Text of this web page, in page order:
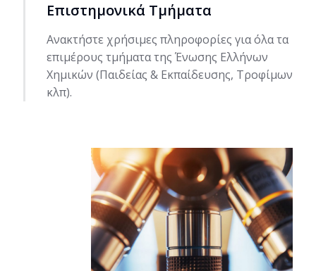
Επιστημονικά Τμήματα
Ανακτήστε χρήσιμες πληροφορίες για όλα τα
επιμέρους τμήματα της Ένωσης Ελλήνων
Χημικών (Παιδείας & Εκπαίδευσης, Τροφίμων
κλπ).